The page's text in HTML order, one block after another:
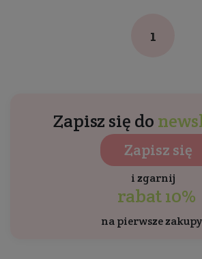
1
Zapisz się do
Zapisz się
i zgarnij
rabat 10%
na pierwsze